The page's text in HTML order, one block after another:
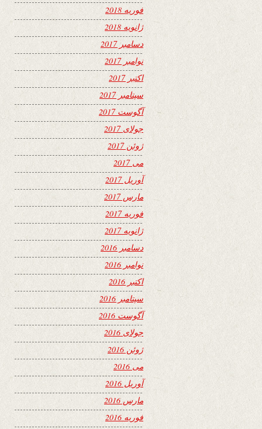
فوریه 2018
ژانویه 2018
دسامبر 2017
نوامبر 2017
اکتبر 2017
سپتامبر 2017
آگوست 2017
جولای 2017
ژوئن 2017
می 2017
آوریل 2017
مارس 2017
فوریه 2017
ژانویه 2017
دسامبر 2016
نوامبر 2016
اکتبر 2016
سپتامبر 2016
آگوست 2016
جولای 2016
ژوئن 2016
می 2016
آوریل 2016
مارس 2016
فوریه 2016